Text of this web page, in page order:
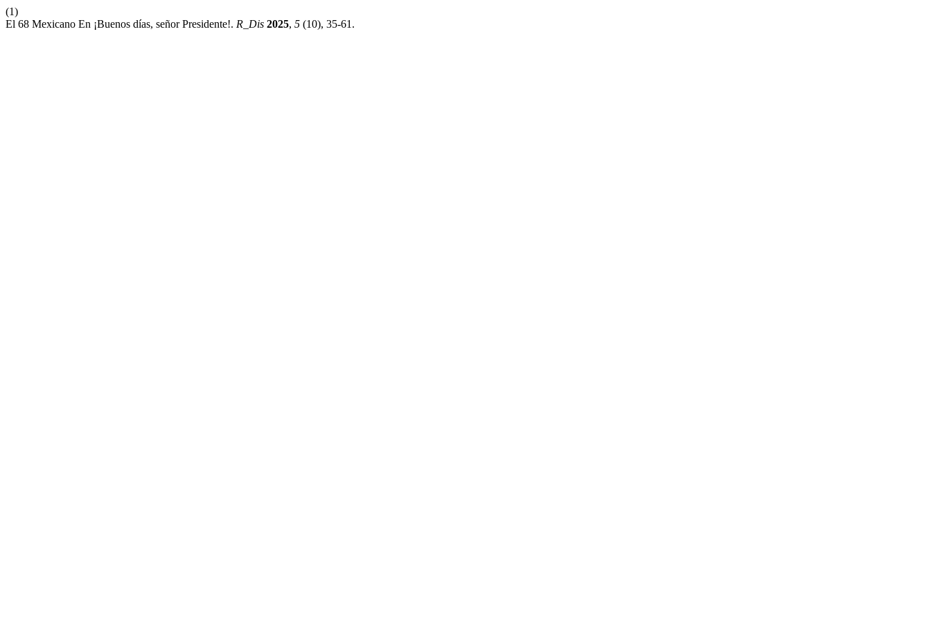
(1)
El 68 Mexicano En ¡Buenos días, señor Presidente!. R_Dis 2025, 5 (10), 35-61.